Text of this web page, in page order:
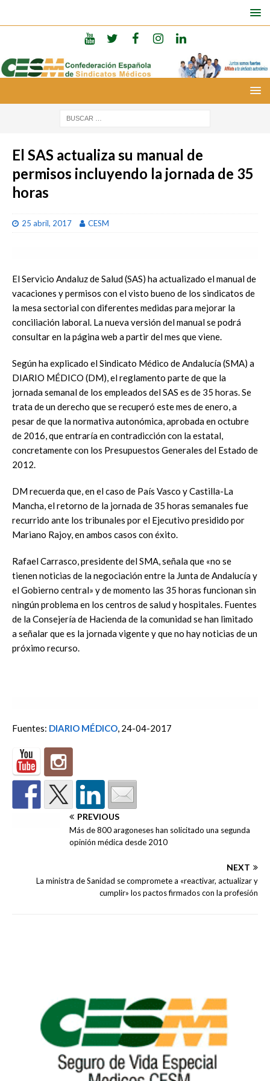
El SAS actualiza su manual de
permisos incluyendo la jornada de 35
horas
25 abril, 2017 CESM
El Servicio Andaluz de Salud (SAS) ha actualizado el manual de
vacaciones y permisos con el visto bueno de los sindicatos de
la mesa sectorial con diferentes medidas para mejorar la
conciliación laboral. La nueva versión del manual se podrá
consultar en la página web a partir del mes que viene.
Según ha explicado el Sindicato Médico de Andalucía (SMA) a
DIARIO MÉDICO (DM), el reglamento parte de que la
jornada semanal de los empleados del SAS es de 35 horas. Se
trata de un derecho que se recuperó este mes de enero, a
pesar de que la normativa autonómica, aprobada en octubre
de 2016, que entraría en contradicción con la estatal,
concretamente con los Presupuestos Generales del Estado de
2012.
DM recuerda que, en el caso de País Vasco y Castilla-La
Mancha, el retorno de la jornada de 35 horas semanales fue
recurrido ante los tribunales por el Ejecutivo presidido por
Mariano Rajoy, en ambos casos con éxito.
Rafael Carrasco, presidente del SMA, señala que «no se
tienen noticias de la negociación entre la Junta de Andalucía y
el Gobierno central» y de momento las 35 horas funcionan sin
ningún problema en los centros de salud y hospitales. Fuentes
de la Consejería de Hacienda de la comunidad se han limitado
a señalar que es la jornada vigente y que no hay noticias de un
próximo recurso.
Fuentes: DIARIO MÉDICO, 24-04-2017
PREVIOUS
Más de 800 aragoneses han solicitado una segunda
opinión médica desde 2010
NEXT
La ministra de Sanidad se compromete a «reactivar, actualizar y
cumplir» los pactos firmados con la profesión